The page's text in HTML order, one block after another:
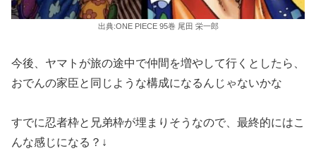
出典:ONE PIECE 95巻 尾田 栄一郎
今後、ヤマトが旅の途中で仲間を増やして行くとしたら、
おでんの家臣と同じような構成になるんじゃないかな
すでに忍者枠と兄弟枠が埋まりそうなので、最終的にはこ
んな感じになる？↓